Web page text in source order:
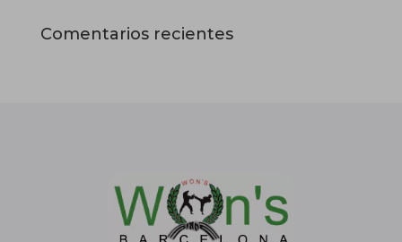
Comentarios recientes